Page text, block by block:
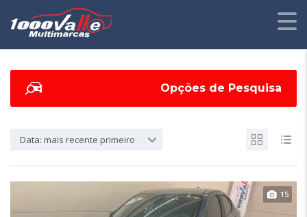
Opções de Pesquisa
Data: mais recente primeiro
15